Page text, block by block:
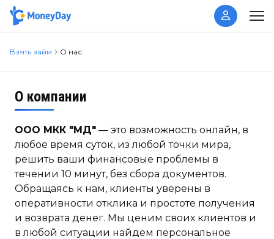
Взять займ О нас
О компании
ООО МКК "МД" — это возможность онлайн, в
любое время суток, из любой точки мира,
решить ваши финансовые проблемы в
течении 10 минут, без сбора документов.
Обращаясь к нам, клиенты уверены в
оперативности отклика и простоте получения
и возврата денег. Мы ценим своих клиентов и
в любой ситуации найдем персональное